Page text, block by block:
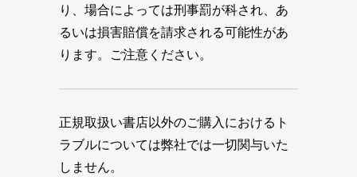
り、場合によっては刑事罰が科され、あ
るいは損害賠償を請求される可能性があ
ります。ご注意ください。
正規取扱い書店以外のご購入におけるト
ラブルについては弊社では一切関与いた
しません。